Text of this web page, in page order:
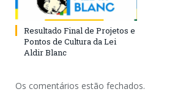
Resultado Final de Projetos e
Pontos de Cultura da Lei
Aldir Blanc
Os comentários estão fechados.